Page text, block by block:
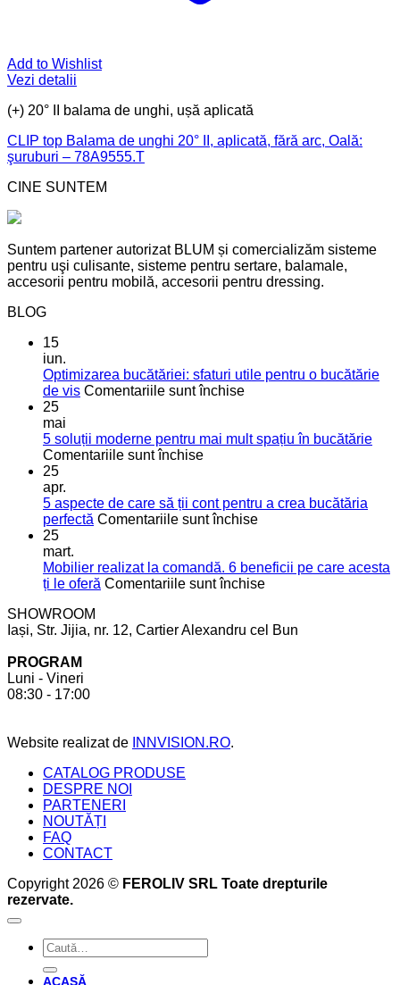
Add to Wishlist
Vezi detalii
(+) 20° II balama de unghi, ușă aplicată
CLIP top Balama de unghi 20° II, aplicată, fără arc, Oală:
şuruburi – 78A9555.T
CINE SUNTEM
Suntem partener autorizat BLUM și comercializăm sisteme
pentru uşi culisante, sisteme pentru sertare, balamale,
accesorii pentru mobilă, accesorii pentru dressing.
BLOG
15
iun.
Optimizarea bucătăriei: sfaturi utile pentru o bucătărie
de vis Comentariile sunt închisepentru
sfaturi
bucătărie
de
25
mai
5 soluții moderne pentru mai mult spațiu în bucătărie
Comentariile sunt închisepentru
moderne
pentru
spațiu
în
25
apr.
5 aspecte de care să ții cont pentru a crea bucătăria
perfectă Comentariile sunt închisepentru
de
care
cont
25
mart.
Mobilier realizat la comandă. 6 beneficii pe care acesta
ți le oferă Comentariile sunt închisepentru
la
SHOWROOM
Iași, Str. Jijia, nr. 12, Cartier Alexandru cel Bun
PROGRAM
Luni - Vineri
08:30 - 17:00
Website realizat de INNVISION.RO.
CATALOG PRODUSE
DESPRE NOI
PARTENERI
NOUTĂȚI
FAQ
CONTACT
Copyright 2026 © FEROLIV SRL Toate drepturile
rezervate.
Caută
după:
ACASĂ